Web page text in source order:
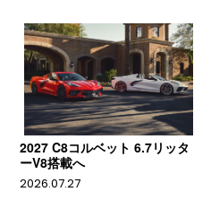
2027 C8コルベット 6.7リッタ
ーV8搭載へ
2026.07.27